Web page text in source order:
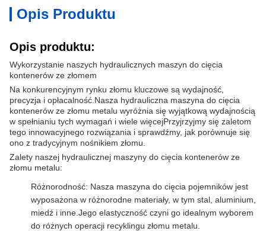
Opis Produktu
Opis produktu:
Wykorzystanie naszych hydraulicznych maszyn do cięcia
kontenerów ze złomem
Na konkurencyjnym rynku złomu kluczowe są wydajność,
precyzja i opłacalność.Nasza hydrauliczna maszyna do cięcia
kontenerów ze złomu metalu wyróżnia się wyjątkową wydajnością
w spełnianiu tych wymagań i wiele więcejPrzyjrzyjmy się zaletom
tego innowacyjnego rozwiązania i sprawdźmy, jak porównuje się
ono z tradycyjnym nośnikiem złomu.
Zalety naszej hydraulicznej maszyny do cięcia kontenerów ze
złomu metalu:
Różnorodność: Nasza maszyna do cięcia pojemników jest
wyposażona w różnorodne materiały, w tym stal, aluminium,
miedź i inne.Jego elastyczność czyni go idealnym wyborem
do różnych operacji recyklingu złomu metalu.